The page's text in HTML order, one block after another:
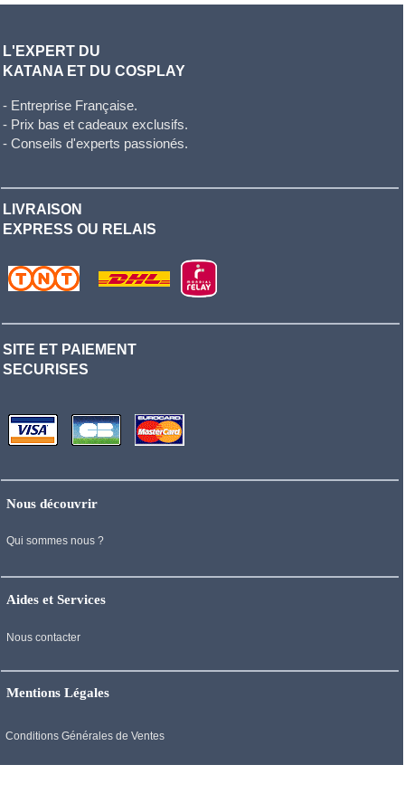
L'EXPERT DU
KATANA ET DU COSPLAY
- Entreprise Française.
- Prix bas et cadeaux exclusifs.
- Conseils d'experts passionés.
LIVRAISON
EXPRESS OU RELAIS
SITE ET PAIEMENT
SECURISES
Nous découvrir
Qui sommes nous ?
Aides et Services
Nous contacter
Mentions Légales
Conditions Générales de Ventes